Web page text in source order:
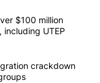
articles in the last
over $100
$100 million
including UTEP
Trump’scrackdown